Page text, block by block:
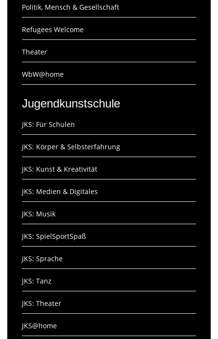
Politik, Mensch & Gesellschaft
Refugees Welcome
Theater
WbW@home
Jugendkunstschule
JKS: Für Schulen
JKS: Körper & Selbsterfahrung
JKS: Kunst & Kreativität
JKS: Medien & Digitales
JKS: Musik
JKS: SpielSportSpaß
JKS: Sprache
JKS: Tanz
JKS: Theater
JKS@home